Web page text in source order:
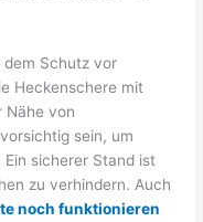
dem Schutz vor
Heckenschere mit
Nähe von
sein, um
sicherer Stand ist
zu verhindern. Auch
noch funktionieren